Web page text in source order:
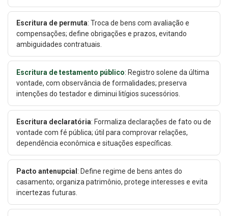
Escritura de permuta: Troca de bens com avaliação e
compensações; define obrigações e prazos, evitando
ambiguidades contratuais.
Escritura de testamento público: Registro solene da última
vontade, com observância de formalidades; preserva
intenções do testador e diminui litígios sucessórios.
Escritura declaratória: Formaliza declarações de fato ou de
vontade com fé pública; útil para comprovar relações,
dependência econômica e situações específicas.
Pacto antenupcial : Define regime de bens antes do
casamento; organiza patrimônio, protege interesses e evita
incertezas futuras.